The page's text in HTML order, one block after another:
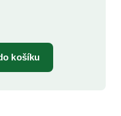
košíku